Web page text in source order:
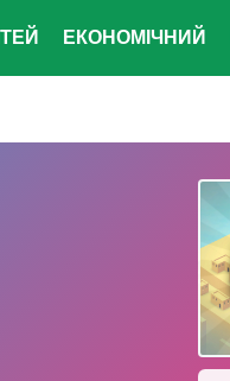
ЕКОНОМІЧНИЙ